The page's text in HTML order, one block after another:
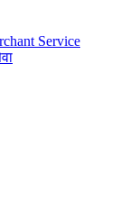
Service